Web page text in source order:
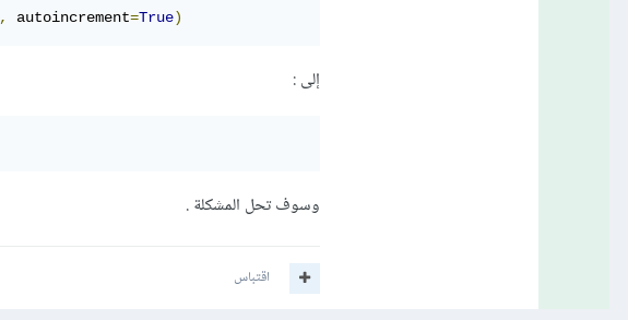
, autoincrement=True)
إلى :
وسوف تحل المشكلة .
اقتباس